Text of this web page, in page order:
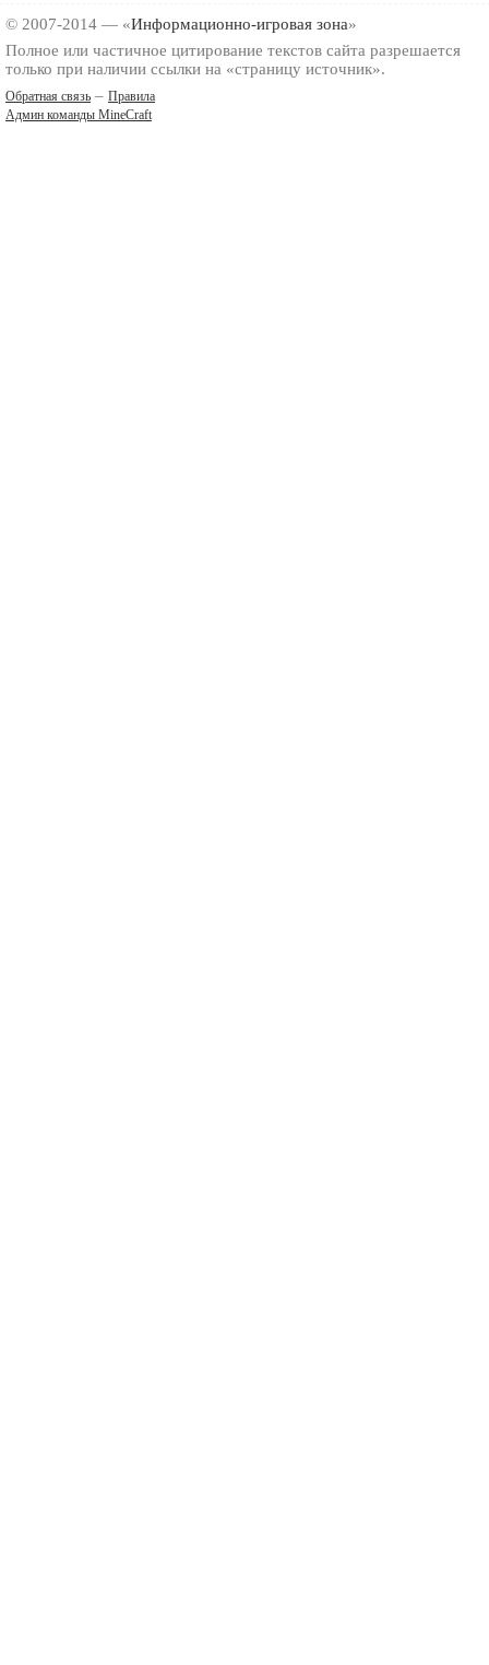
© 2007-2014 — «Информационно-игровая зона»
Полное или частичное цитирование текстов сайта разрешается
только при наличии ссылки на «страницу источник».
Обратная связь – Правила
Админ команды MineCraft